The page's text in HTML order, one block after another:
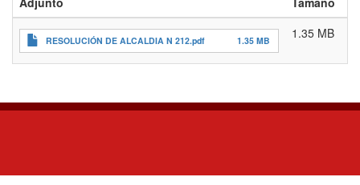
RESOLUCIÓN DE ALCALDIA N 212.pdf 1.35 MB 1.35 MB